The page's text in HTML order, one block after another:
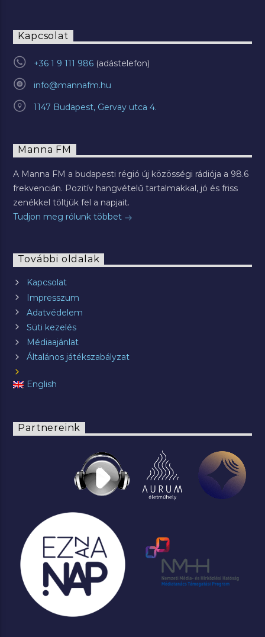
Kapcsolat
+36 1 9 111 986
info@mannafm.hu
1147 Budapest, Gervay utca 4.
Manna FM
A Manna FM a budapesti régió új közösségi rádiója a 98.6
frekvencián. Pozitív hangvételű tartalmakkal, jó és friss
zenékkel töltjük fel a napjait.
Tudjon meg rólunk többet
További oldalak
Kapcsolat
Impresszum
Adatvédelem
Süti kezelés
Médiaajánlat
Általános játékszabályzat
English
Partnereink